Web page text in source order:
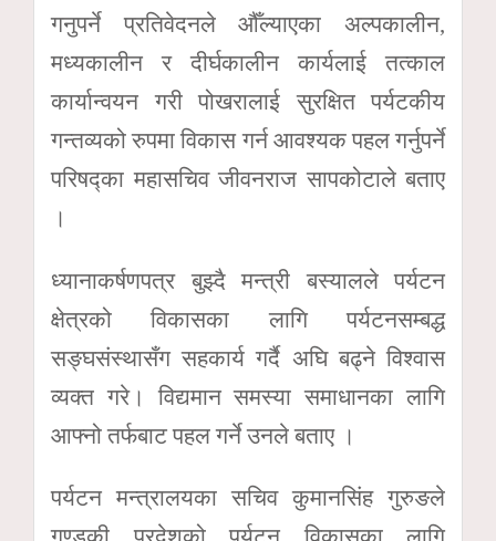
गनुपर्ने प्रतिवेदनले औँल्याएका अल्पकालीन,
मध्यकालीन र दीर्घकालीन कार्यलाई तत्काल
कार्यान्वयन गरी पोखरालाई सुरक्षित पर्यटकीय
गन्तव्यको रुपमा विकास गर्न आवश्यक पहल गर्नुपर्ने
परिषद्का महासचिव जीवनराज सापकोटाले बताए
।
ध्यानाकर्षणपत्र बुझ्दै मन्त्री बस्यालले पर्यटन
क्षेत्रको विकासका लागि पर्यटनसम्बद्ध
सङ्घसंस्थासँग सहकार्य गर्दै अघि बढ्ने विश्वास
व्यक्त गरे। विद्यमान समस्या समाधानका लागि
आफ्नो तर्फबाट पहल गर्ने उनले बताए ।
पर्यटन मन्त्रालयका सचिव कुमानसिंह गुरुङले